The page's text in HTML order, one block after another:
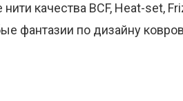
качества ВСF, Heat-set,
фантазии по дизайну